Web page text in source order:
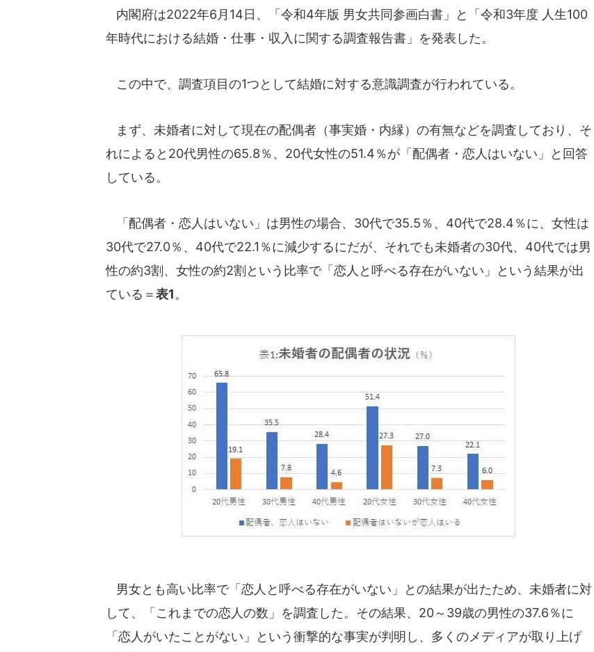
内閣府は2022年6月14日、「令和4年版 男女共同参画白書」と「令和3年度 人生100
年時代における結婚・仕事・収入に関する調査報告書」を発表した。
この中で、調査項目の1つとして結婚に対する意識調査が行われている。
まず、未婚者に対して現在の配偶者（事実婚・内縁）の有無などを調査しており、そ
れによると20代男性の65.8％、20代女性の51.4％が「配偶者・恋人はいない」と回答
している。
「配偶者・恋人はいない」は男性の場合、30代で35.5％、40代で28.4％に、女性は
30代で27.0％、40代で22.1％に減少するにだが、それでも未婚者の30代、40代では男
性の約3割、女性の約2割という比率で「恋人と呼べる存在がいない」という結果が出
ている＝表1。
男女とも高い比率で「恋人と呼べる存在がいない」との結果が出たため、未婚者に対
して、「これまでの恋人の数」を調査した。その結果、20～39歳の男性の37.6％に
「恋人がいたことがない」という衝撃的な事実が判明し、多くのメディアが取り上げ